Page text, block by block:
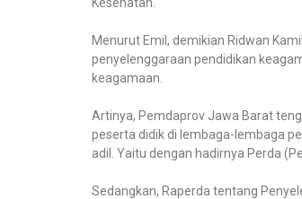
Kesehatan.
Menurut Emil, demikian Ridwan
penyelenggaraan pendidikan
keagamaan.
Artinya, Pemdaprov Jawa Barat
peserta didik di lembaga-lembaga
adil. Yaitu dengan hadirnya Perda
Sedangkan, Raperda tentang